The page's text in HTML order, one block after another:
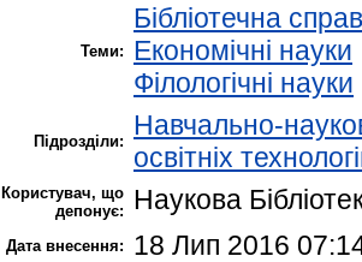
Теми:
Бібліотечна
Економічні науки
Філологічні науки
Підрозділи:
Навчально-
освітніх
Користувач, що
депонує:
Наукова
Дата внесення: 18 Лип 2016